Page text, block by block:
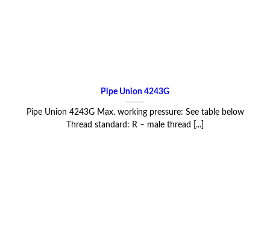
Pipe Union 4243G
Pipe Union 4243G Max. working pressure: See table below
Thread standard: R – male thread [...]